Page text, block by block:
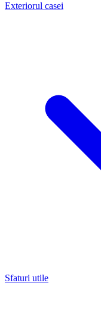
Exteriorul casei
Sfaturi utile